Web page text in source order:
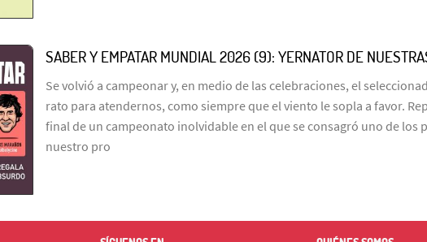
SABER Y EMPATAR MUNDIAL 2026 (9): YERNATOR DE
Se volvió a campeonar y, en medio de las celebraciones, el
rato para atendernos, como siempre que el viento le sopla a favor.
final de un campeonato inolvidable en el que se consagró uno de los
nuestro pro